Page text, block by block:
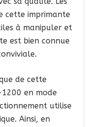
cette imprimante
à manipuler et
est bien connue
de cette
en mode
utilise
Ainsi, en